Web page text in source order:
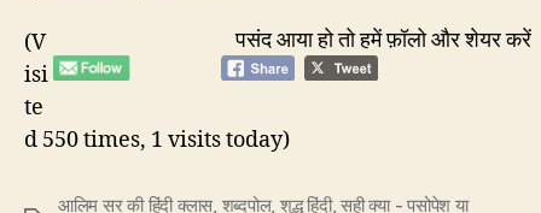
पसंद आया हो तो हमें फ़ॉलो और शेयर करें
(V
isi
te
d 550 times, 1 visits today)
आलिम सर की हिंदी क्लास, शब्दपोल, शुद्ध हिंदी,सही क्या - पसोपेश या